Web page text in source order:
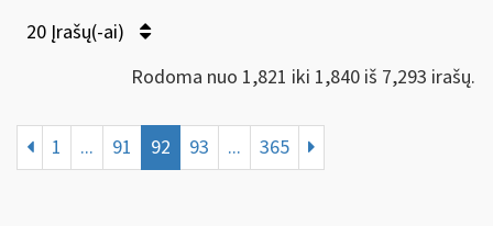
20 Įrašų(-ai)
Rodoma nuo 1,821 iki 1,840 iš 7,293 irašų.
1 ... 91 92 93 ... 365